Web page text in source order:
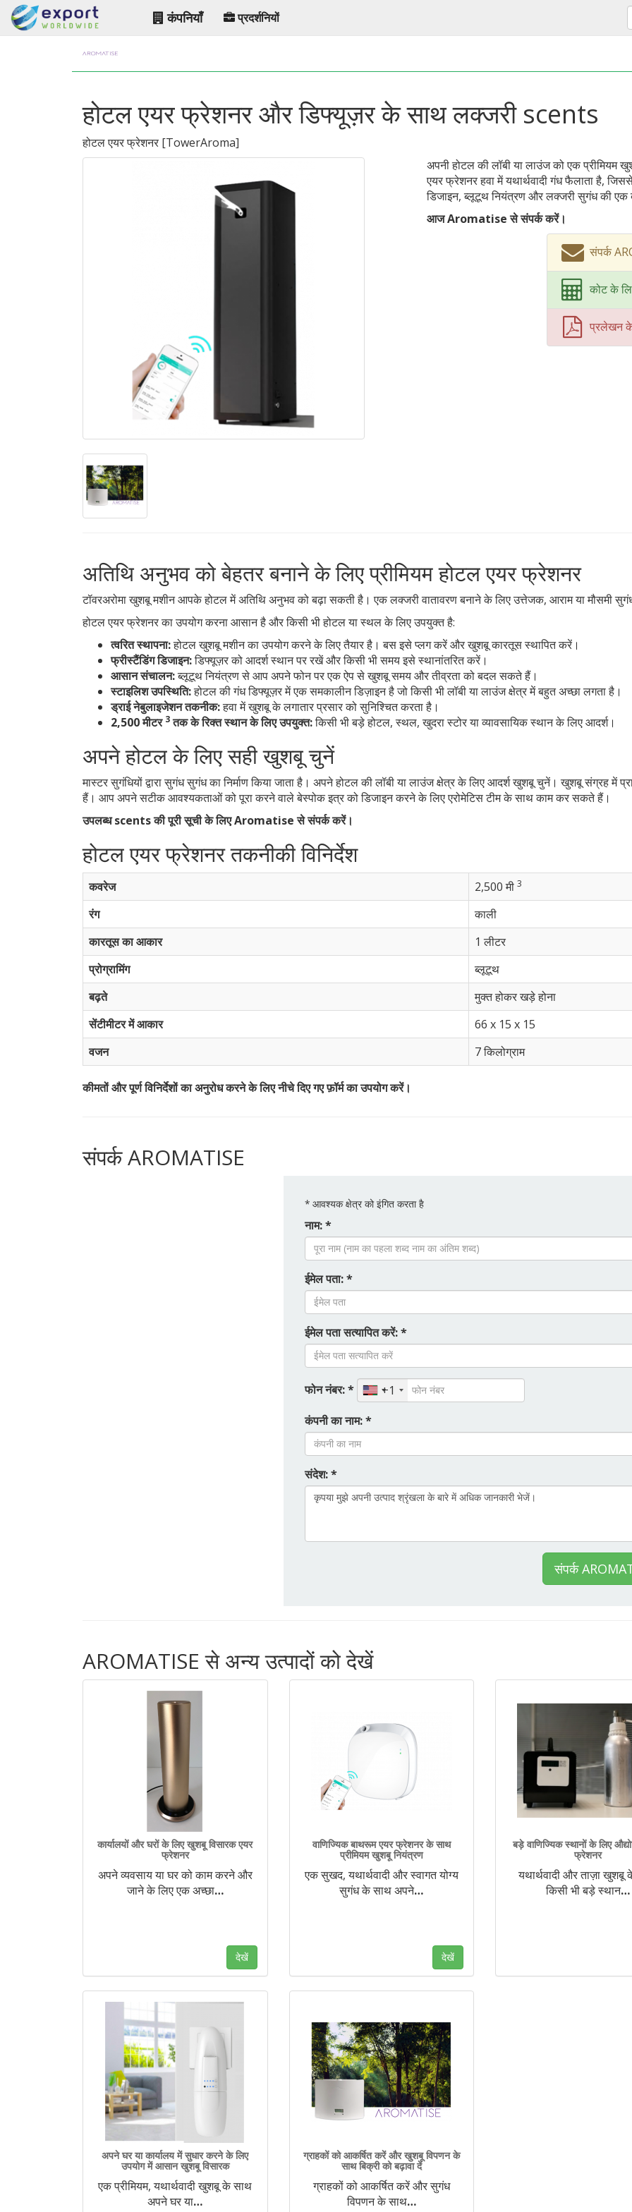
कंपनियाँ प्रदर्शनियों
होटल एयर फ्रेशनर और डिफ्यूज़र के साथ लक्जरी scents
होटल एयर फ्रेशनर [TowerAroma]
अपनी होटल की लॉबी या लाउंज को एक
एयर फ्रेशनर हवा में यथार्थवादी गंध फैलाता है,
डिजाइन, ब्लूटूथ नियंत्रण और लक्जरी सुगंध की एक
आज Aromatise से संपर्क करें।
संपर्क
कोट के
प्रलेखन
अतिथि अनुभव को बेहतर बनाने के लिए प्रीमियम होटल एयर फ्रेशनर
टॉवरअरोमा खुशबू मशीन आपके होटल में अतिथि अनुभव को बढ़ा सकती है। एक लक्जरी वातावरण बनाने के लिए उत्तेजक, आराम या मौसमी
होटल एयर फ्रेशनर का उपयोग करना आसान है और किसी भी होटल या स्थल के लिए उपयुक्त है:
त्वरित स्थापना:होटल खुशबू मशीन का उपयोग करने के लिए तैयार है। बस इसे प्लग करें और खुशबू कारतूस स्थापित करें।
फ्रीस्टैंडिंग डिजाइन:डिफ्यूज़र को आदर्श स्थान पर रखें और किसी भी समय इसे स्थानांतरित करें।
आसान संचालन:ब्लूटूथ नियंत्रण से आप अपने फोन पर एक ऐप से खुशबू समय और तीव्रता को बदल सकते हैं।
स्टाइलिश उपस्थिति:होटल की गंध डिफ्यूज़र में एक समकालीन डिज़ाइन है जो किसी भी लॉबी या लाउंज क्षेत्र में बहुत अच्छा लगता है।
ड्राई नेबुलाइजेशन तकनीक:हवा में खुशबू के लगातार प्रसार को सुनिश्चित करता है।
2,500 मीटर 3तक के रिक्त स्थान के लिए उपयुक्त:किसी भी बड़े होटल, स्थल, खुदरा स्टोर या व्यावसायिक स्थान के लिए आदर्श।
अपने होटल के लिए सही खुशबू चुनें
मास्टर सुगंधियों द्वारा सुगंध सुगंध का निर्माण किया जाता है। अपने होटल की लॉबी या लाउंज क्षेत्र के लिए आदर्श खुशबू चुनें। खुशबू संग्रह
हैं। आप अपने सटीक आवश्यकताओं को पूरा करने वाले बेस्पोक इत्र को डिजाइन करने के लिए एरोमेटिस टीम के साथ काम कर सकते हैं।
उपलब्ध scents की पूरी सूची के लिए Aromatise से संपर्क करें।
होटल एयर फ्रेशनर तकनीकी विनिर्देश
कवरेज 2,500 मी 3
रंग
काली
कारतूस का आकार
1 लीटर
प्रोग्रामिंग
ब्लूटूथ
बढ़ते
मुक्त होकर खड़े होना
सेंटीमीटर में आकार
66 x 15 x 15
वजन
7 किलोग्राम
कीमतों और पूर्ण विनिर्देशों का अनुरोध करने के लिए नीचे दिए गए फ़ॉर्म का उपयोग करें।
संपर्क AROMATISE
* आवश्यक क्षेत्र को इंगित करता है
नाम: *
ईमेल पता: *
ईमेल पता सत्यापित करें: *
फोन नंबर: *
+1
कंपनी का नाम: *
संदेश: *
संपर्क
AROMATISE से अन्य उत्पादों को देखें
कार्यालयों और घरों के लिए खुशबू विसारक एयर
फ्रेशनर
अपने व्यवसाय या घर को काम करने और
जाने के लिए एक अच्छा…
देखें
वाणिज्यिक बाथरूम एयर फ्रेशनर के साथ
प्रीमियम खुशबू नियंत्रण
एक सुखद, यथार्थवादी और स्वागत योग्य
सुगंध के साथ अपने…
देखें
बड़े वाणिज्यिक स्थानों के लिए
फ्रेशनर
यथार्थवादी और ताज़ा खुशबू
किसी भी बड़े स्थान…
अपने घर या कार्यालय में सुधार करने के लिए
उपयोग में आसान खुशबू विसारक
एक प्रीमियम, यथार्थवादी खुशबू के साथ
अपने घर या…
ग्राहकों को आकर्षित करें और खुशबू विपणन के
साथ बिक्री को बढ़ावा दें
ग्राहकों को आकर्षित करें और सुगंध
विपणन के साथ…